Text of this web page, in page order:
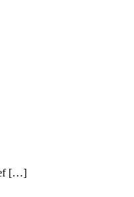
[…]